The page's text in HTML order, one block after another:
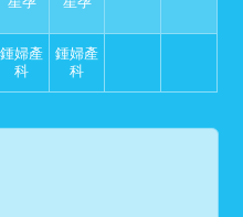
鍾婦產
科
鍾婦產
科